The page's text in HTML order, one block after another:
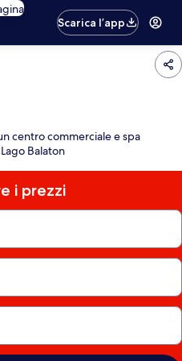
Scarica l’app
centro commerciale e spa
Balaton
i prezzi